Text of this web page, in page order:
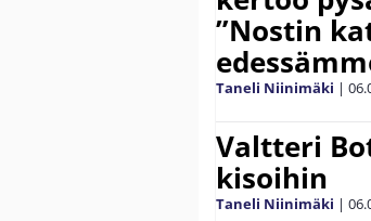
”Nostin
Taneli Niinimäki |
Valtteri
kisoihin
Taneli Niinimäki |